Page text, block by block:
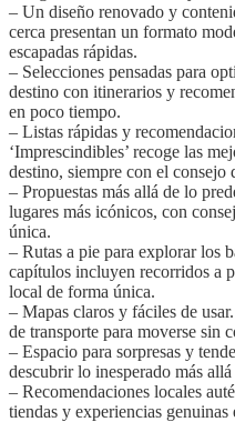
– Un diseño renovado y
cerca presentan un formato
escapadas rápidas.
– Selecciones pensadas para
destino con itinerarios y
en poco tiempo.
– Listas rápidas y
‘Imprescindibles’ recoge las
destino, siempre con el consejo
– Propuestas más allá de lo
lugares más icónicos, con
única.
– Rutas a pie para explorar los
capítulos incluyen recorridos a
local de forma única.
– Mapas claros y fáciles de
de transporte para moverse sin
– Espacio para sorpresas y
descubrir lo inesperado más
– Recomendaciones locales
tiendas y experiencias genuinas